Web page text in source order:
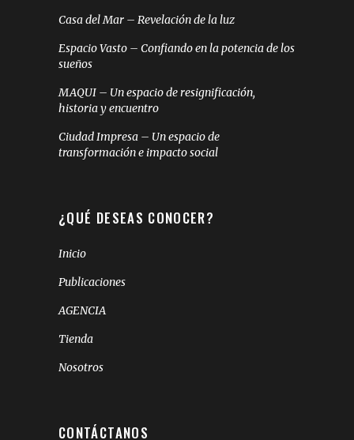
Casa del Mar – Revelación de la luz
Espacio Vasto – Confiando en la potencia de los
sueños
MAQUI – Un espacio de resignificación,
historia y encuentro
Ciudad Impresa – Un espacio de
transformación e impacto social
¿QUÉ DESEAS CONOCER?
Inicio
Publicaciones
AGENCIA
Tienda
Nosotros
CONTÁCTANOS